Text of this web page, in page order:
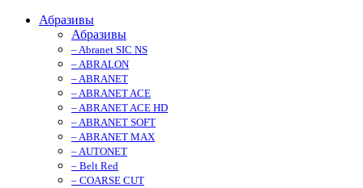
Абразивы
Абразивы
– Abranet SIC NS
– ABRALON
– ABRANET
– ABRANET ACE
– ABRANET ACE HD
– ABRANET SOFT
– ABRANET MAX
– AUTONET
– Belt Red
– COARSE CUT